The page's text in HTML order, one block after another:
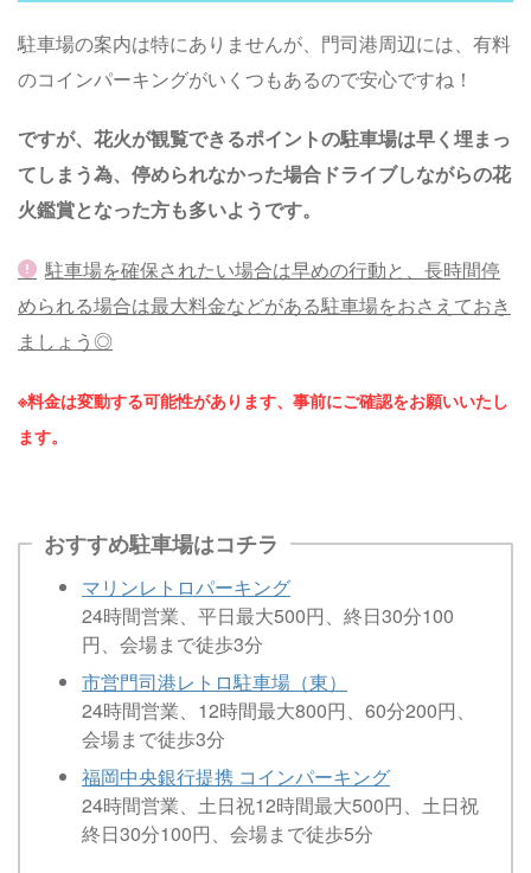
駐車場の案内は特にありませんが、門司港周辺には、有料
のコインパーキングがいくつもあるので安心ですね！
ですが、花火が観覧できるポイントの駐車場は早く埋まっ
てしまう為、停められなかった場合ドライブしながらの花
火鑑賞となった方も多いようです。
駐車場を確保されたい場合は早めの行動と、長時間停
められる場合は最大料金などがある駐車場をおさえておき
ましょう◎
※料金は変動する可能性があります、事前にご確認をお願いいたし
ます。
おすすめ駐車場はコチラ
マリンレトロパーキング
24時間営業、平日最大500円、終日30分100
円、会場まで徒歩3分
市営門司港レトロ駐車場（東）
24時間営業、12時間最大800円、60分200円、
会場まで徒歩3分
福岡中央銀行提携 コインパーキング
24時間営業、土日祝12時間最大500円、土日祝
終日30分100円、会場まで徒歩5分